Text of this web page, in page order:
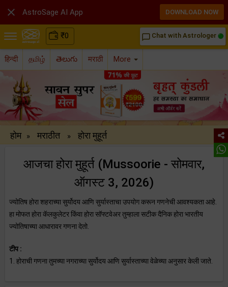
₹0 chat_bubble_outline Chat with Astrologer
हिन्दी தமிழ் తెలుగు मराठी More
होम » मराठीत » होरा मुहूर्त
आजचा होरा मुहूर्त (Mussoorie - सोमवार,
ऑगस्ट 3, 2026)
ज्योतिष होरा शहराच्या सुर्योदय आणि सुर्यास्ताचा उपयोग करून गणनेची आवश्यकता आहे.
हा मोफत होरा कॅलकुलेटर किंवा होरा सॉफ्टवेअर तुम्हाला सटीक दैनिक होरा भारतीय
ज्योतिषाच्या आधारावर गणना देतो.
टीप :
1. होराची गणना तुमच्या नगराच्या सुर्योदय आणि सुर्यास्ताच्या वेळेच्या अनुसार केली जाते.
 AstroSage AI App DOWNLOAD NOW